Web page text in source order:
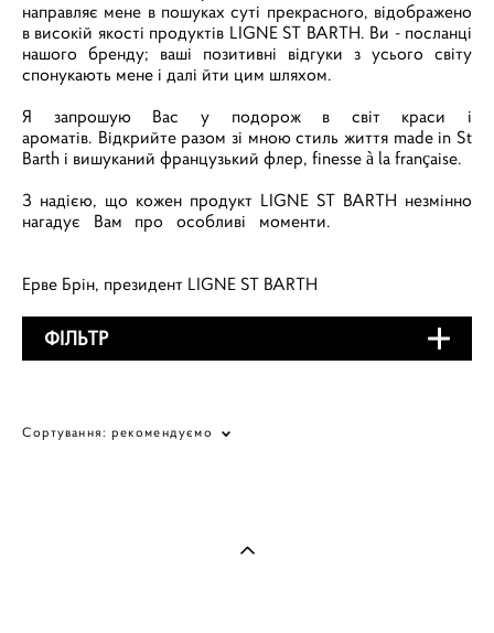
направляє мене в пошуках суті прекрасного, відображено
в високій якості продуктів LIGNE ST BARTH. Ви - посланці
нашого бренду; ваші позитивні відгуки з усього світу
спонукають мене і далі йти цим шляхом.
Я запрошую Вас у подорож в світ краси і
ароматів. Відкрийте разом зі мною стиль життя made in St
Barth і вишуканий французький флер, finesse à la française.
З надією, що кожен продукт LIGNE ST BARTH незмінно
нагадує Вам про особливі моменти.
Ерве Брін, президент LIGNE ST BARTH
ФІЛЬТР
Сортування: рекомендуємо